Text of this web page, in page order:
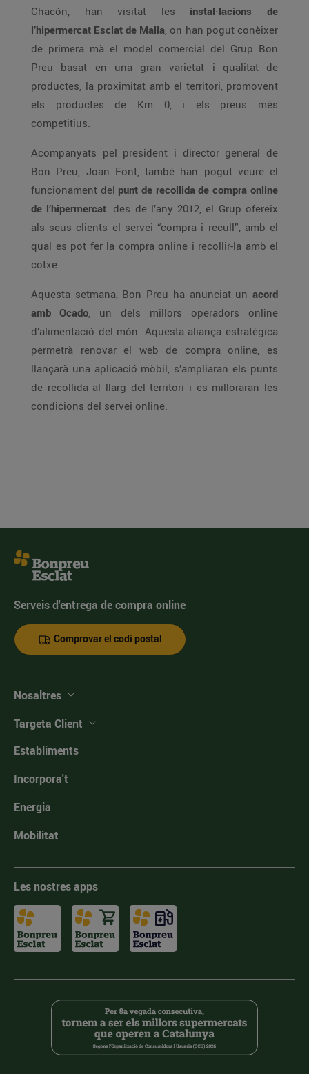
Chacón, han visitat les instal·lacions de
l’hipermercat Esclat de Malla, on han pogut conèixer
de primera mà el model comercial del Grup Bon
Preu basat en una gran varietat i qualitat de
productes, la proximitat amb el territori, promovent
els productes de Km 0, i els preus més
competitius.
Acompanyats pel president i director general de
Bon Preu, Joan Font, també han pogut veure el
funcionament del punt de recollida de compra online
de l’hipermercat: des de l’any 2012, el Grup ofereix
als seus clients el servei “compra i recull”, amb el
qual es pot fer la compra online i recollir-la amb el
cotxe.
Aquesta setmana, Bon Preu ha anunciat un acord
amb Ocado, un dels millors operadors online
d’alimentació del món. Aquesta aliança estratègica
permetrà renovar el web de compra online, es
llançarà una aplicació mòbil, s’ampliaran els punts
de recollida al llarg del territori i es milloraran les
condicions del servei online.
Serveis d'entrega de compra online
Comprovar el codi postal
Nosaltres
Targeta Client
Establiments
Incorpora't
Energia
Mobilitat
Les nostres apps